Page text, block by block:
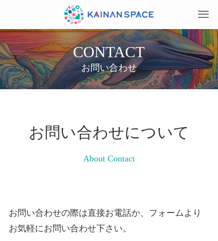
CONTACT
お問い合わせ
お問い合わせについて
About Contact
お問い合わせの際は直接お電話か、フォームより
お気軽にお問い合わせ下さい。